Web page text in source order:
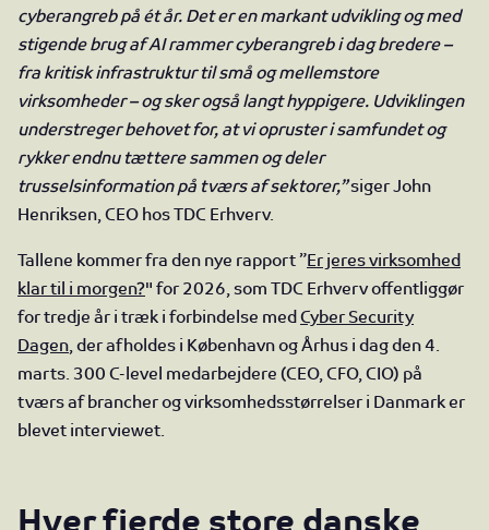
cyberangreb på ét år. Det er en markant udvikling og med
stigende brug af AI rammer cyberangreb i dag bredere –
fra kritisk infrastruktur til små og mellemstore
virksomheder – og sker også langt hyppigere. Udviklingen
understreger behovet for, at vi opruster i samfundet og
rykker endnu tættere sammen og deler
trusselsinformation på tværs af sektorer,”siger John
Henriksen, CEO hos TDC Erhverv.
Tallene kommer fra den nye rapport ”Er jeres virksomhed
klar til i morgen?" for 2026, som TDC Erhverv offentliggør
for tredje år i træk i forbindelse medCyber Security
Dagen, der afholdes i København og Århus i dag den 4.
marts. 300 C-level medarbejdere (CEO, CFO, CIO) på
tværs af brancher og virksomhedsstørrelser i Danmark er
blevet interviewet.
Hver fjerde store danske